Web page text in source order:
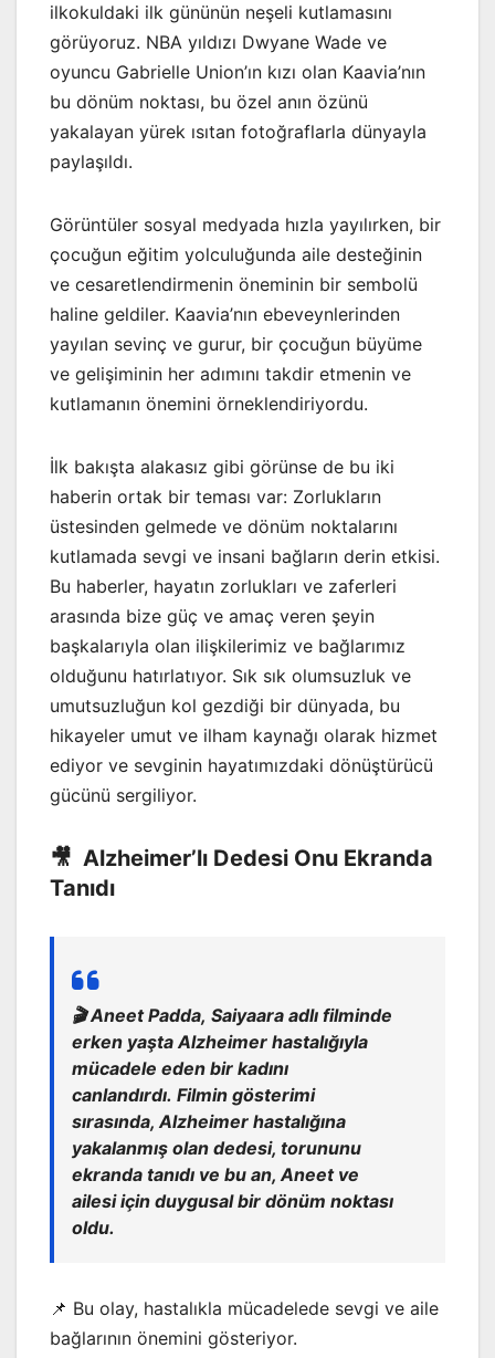
ilkokuldaki ilk gününün neşeli kutlamasını
görüyoruz. NBA yıldızı Dwyane Wade ve
oyuncu Gabrielle Union’ın kızı olan Kaavia’nın
bu dönüm noktası, bu özel anın özünü
yakalayan yürek ısıtan fotoğraflarla dünyayla
paylaşıldı.
Görüntüler sosyal medyada hızla yayılırken, bir
çocuğun eğitim yolculuğunda aile desteğinin
ve cesaretlendirmenin öneminin bir sembolü
haline geldiler. Kaavia’nın ebeveynlerinden
yayılan sevinç ve gurur, bir çocuğun büyüme
ve gelişiminin her adımını takdir etmenin ve
kutlamanın önemini örneklendiriyordu.
İlk bakışta alakasız gibi görünse de bu iki
haberin ortak bir teması var: Zorlukların
üstesinden gelmede ve dönüm noktalarını
kutlamada sevgi ve insani bağların derin etkisi.
Bu haberler, hayatın zorlukları ve zaferleri
arasında bize güç ve amaç veren şeyin
başkalarıyla olan ilişkilerimiz ve bağlarımız
olduğunu hatırlatıyor. Sık sık olumsuzluk ve
umutsuzluğun kol gezdiği bir dünyada, bu
hikayeler umut ve ilham kaynağı olarak hizmet
ediyor ve sevginin hayatımızdaki dönüştürücü
gücünü sergiliyor.
🎥 Alzheimer’lı Dedesi Onu Ekranda
Tanıdı
🎬 Aneet Padda, Saiyaara adlı filminde
erken yaşta Alzheimer hastalığıyla
mücadele eden bir kadını
canlandırdı. Filmin gösterimi
sırasında, Alzheimer hastalığına
yakalanmış olan dedesi, torununu
ekranda tanıdı ve bu an, Aneet ve
ailesi için duygusal bir dönüm noktası
oldu.
📌 Bu olay, hastalıkla mücadelede sevgi ve aile
bağlarının önemini gösteriyor.